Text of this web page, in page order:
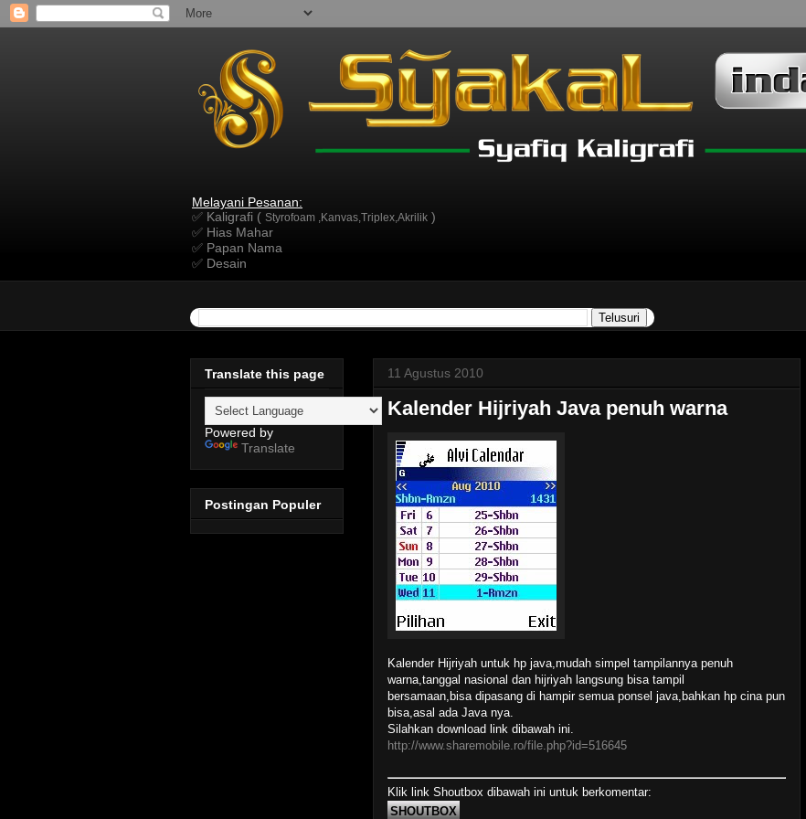
Melayani Pesanan:
✅ Kaligrafi ( Styrofoam ,Kanvas,Triplex,Akrilik )
✅ Hias Mahar
✅ Papan Nama
✅ Desain
11 Agustus 2010
Kalender Hijriyah Java penuh warna
Kalender Hijriyah untuk hp java,mudah simpel tampilannya penuh
warna,tanggal nasional dan hijriyah langsung bisa tampil
bersamaan,bisa dipasang di hampir semua ponsel java,bahkan hp cina pun
bisa,asal ada Java nya.
Silahkan download link dibawah ini.
http://www.sharemobile.ro/file.php?id=516645
Klik link Shoutbox dibawah ini untuk berkomentar:
SHOUTBOX
Translate this page
Powered by
Translate
Postingan Populer